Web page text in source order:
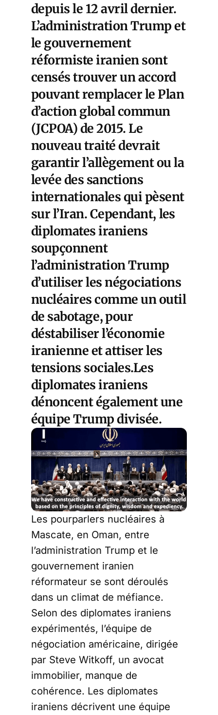
depuis le 12 avril dernier.
L’administration Trump et
le gouvernement
réformiste iranien sont
censés trouver un accord
pouvant remplacer le Plan
d’action global commun
(JCPOA) de 2015. Le
nouveau traité devrait
garantir l’allègement ou la
levée des sanctions
internationales qui pèsent
sur l’Iran. Cependant, les
diplomates iraniens
soupçonnent
l’administration Trump
d’utiliser les négociations
nucléaires comme un outil
de sabotage, pour
déstabiliser l’économie
iranienne et attiser les
tensions sociales.Les
diplomates iraniens
dénoncent également une
équipe Trump divisée.
Les pourparlers nucléaires à
Mascate, en Oman, entre
l’administration Trump et le
gouvernement iranien
réformateur se sont déroulés
dans un climat de méfiance.
Selon des diplomates iraniens
expérimentés, l’équipe de
négociation américaine, dirigée
par Steve Witkoff, un avocat
immobilier, manque de
cohérence. Les diplomates
iraniens décrivent une équipe